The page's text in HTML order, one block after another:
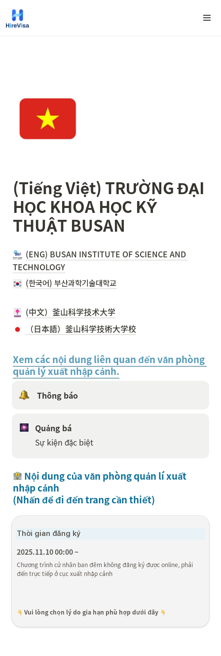
(Tiếng Việt) TRƯỜNG ĐẠI
HỌC KHOA HỌC KỸ
THUẬT BUSAN
(ENG) BUSAN INSTITUTE OF SCIENCE AND
TECHNOLOGY
(한국어) 부산과학기술대학교
(中文）釜山科学技术大学
（日本語）釜山科学技術大学校
Xem các nội dung liên quan đến văn phòng
quản lý xuất nhập cảnh.
Thông báo
Quảng bá
Sự kiện đặc biệt
Nội dung của văn phòng quản lí xuất
nhập cảnh
(Nhấn để đi đến trang cần thiết)
Thời gian đăng ký
2025.11.10 00:00 ~
Chương trình cử nhân ban đêm không đăng ký được online, phải
đến trực tiếp ở cục xuất nhập cảnh
Vui lòng chọn lý do gia hạn phù hợp dưới đây